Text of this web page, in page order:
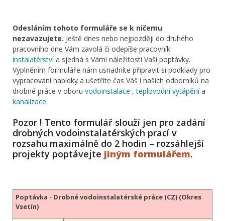
Odesláním tohoto formuláře se k ničemu
nezavazujete. Ještě dnes nebo nejpozději do druhého
pracovního dne Vám zavolá či odepíše pracovník
instalatérstvía sjedná s Vámi náležitosti Vaší poptávky.
Vyplněním formuláře nám usnadníte připravit si podklady pro
vypracování nabídky a ušetříte čas Váš i našich odborníků na
drobné práce v oboru vodoinstalace ,teplovodní vytápěnía
kanalizace.
Pozor ! Tento formulář slouží jen pro zadání
drobných vodoinstalatérských prací v
rozsahu maximálně do 2 hodin – rozsáhlejší
projekty poptávejte jiným formulářem.
Poptávka - Drobné vodoinstalatérské práce (CZ) (Okres
Vsetín)